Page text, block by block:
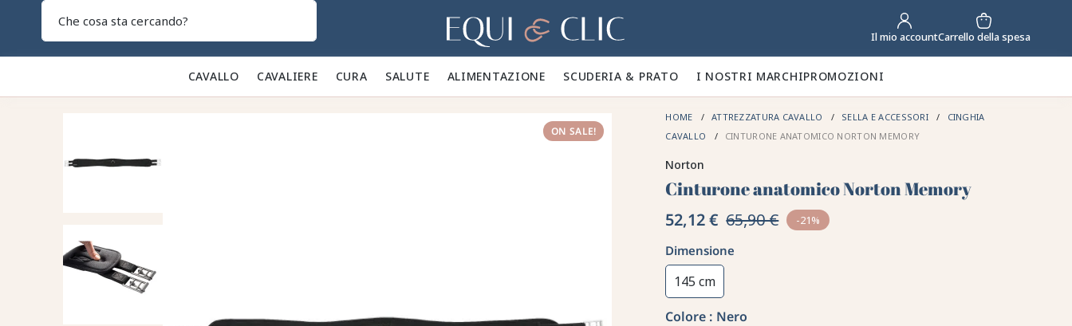
Casa Il mio accountCarrello della spesa
CAVALLO 🐎 CAVALIERE 👕 CURA 🪮 SALUTE ✨ ALIMENTAZIONE 🥕 SCUDERIA & PRATO 🍃 I NOSTRI MARCHIPROMOZIONI
ON SALE!
HOME ATTREZZATURA CAVALLO SELLA E ACCESSORI
CINGHIA
CAVALLO
CINTURONE ANATOMICO NORTON MEMORY
Norton
Cinturone anatomico Norton Memory
52,12 € 65,90 € -21%
Dimensione
145 cm
Colore : Nero